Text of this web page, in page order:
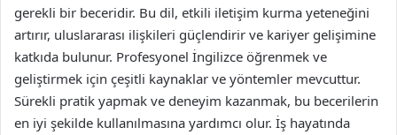
gerekli bir beceridir. Bu dil, etkili iletişim kurma yeteneğini
artırır, uluslararası ilişkileri güçlendirir ve kariyer gelişimine
katkıda bulunur. Profesyonel İngilizce öğrenmek ve
geliştirmek için çeşitli kaynaklar ve yöntemler mevcuttur.
Sürekli pratik yapmak ve deneyim kazanmak, bu becerilerin
en iyi şekilde kullanılmasına yardımcı olur. İş hayatında